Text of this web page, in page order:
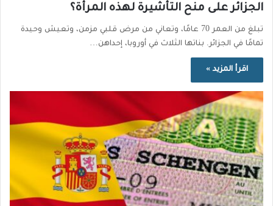
الجزائر على منح التأشيرة لهذه المرأة؟
تبلغ من العمر 70 عامًا، وتعاني من مرض قلبي مزمن، وتعيش وحيدة
تمامًا في الجزائر. بناتها الثلاث في أوروبا، إحداهن…
اقرأ المزيد »